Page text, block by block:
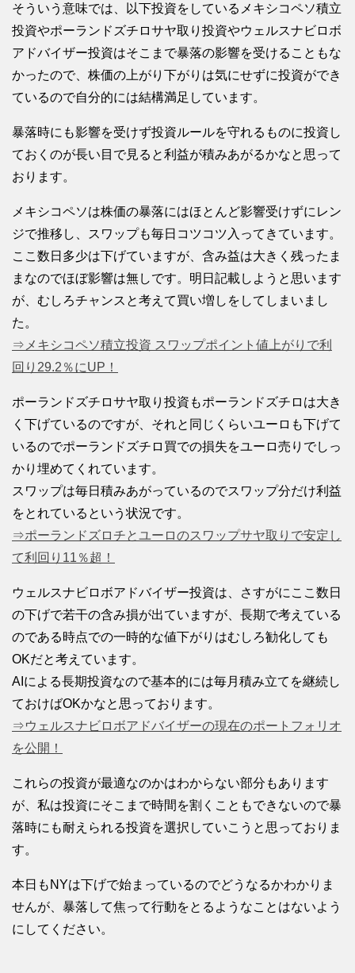
そういう意味では、以下投資をしているメキシコペソ積立
投資やポーランドズチロサヤ取り投資やウェルスナビロボ
アドバイザー投資はそこまで暴落の影響を受けることもな
かったので、株価の上がり下がりは気にせずに投資ができ
ているので自分的には結構満足しています。
暴落時にも影響を受けず投資ルールを守れるものに投資し
ておくのが長い目で見ると利益が積みあがるかなと思って
おります。
メキシコペソは株価の暴落にはほとんど影響受けずにレン
ジで推移し、スワップも毎日コツコツ入ってきています。
ここ数日多少は下げていますが、含み益は大きく残ったま
まなのでほぼ影響は無しです。明日記載しようと思います
が、むしろチャンスと考えて買い増しをしてしまいまし
た。
⇒メキシコペソ積立投資 スワップポイント値上がりで利
回り29.2％にUP！
ポーランドズチロサヤ取り投資もポーランドズチロは大き
く下げているのですが、それと同じくらいユーロも下げて
いるのでポーランドズチロ買での損失をユーロ売りでしっ
かり埋めてくれています。
スワップは毎日積みあがっているのでスワップ分だけ利益
をとれているという状況です。
⇒ポーランドズロチとユーロのスワップサヤ取りで安定し
て利回り11％超！
ウェルスナビロボアドバイザー投資は、さすがにここ数日
の下げで若干の含み損が出ていますが、長期で考えている
のである時点での一時的な値下がりはむしろ勧化しても
OKだと考えています。
AIによる長期投資なので基本的には毎月積み立てを継続し
ておけばOKかなと思っております。
⇒ウェルスナビロボアドバイザーの現在のポートフォリオ
を公開！
これらの投資が最適なのかはわからない部分もあります
が、私は投資にそこまで時間を割くこともできないので暴
落時にも耐えられる投資を選択していこうと思っておりま
す。
本日もNYは下げで始まっているのでどうなるかわかりま
せんが、暴落して焦って行動をとるようなことはないよう
にしてください。